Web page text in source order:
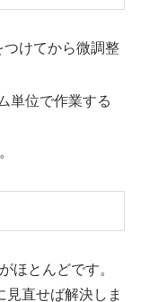
けてから微調整
単位で作業する
ほとんどです。
見直せば解決しま